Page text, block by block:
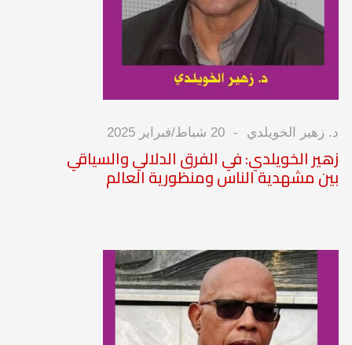
د. زهير الخويلدي 20 شباط/فبراير 2025
زهير الخويلدي: في الفرق الدلالي والسياقي
بين مشهدية الناس ومنظورية العالم